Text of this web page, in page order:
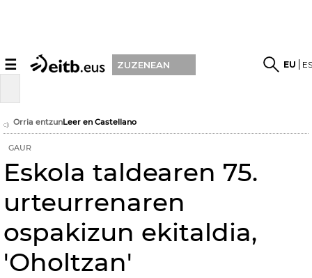
☰ ZUZENEAN EU
Orria entzunLeer en Castellano
GAUR
Eskola taldearen 75.
urteurrenaren
ospakizun ekitaldia,
'Oholtzan'